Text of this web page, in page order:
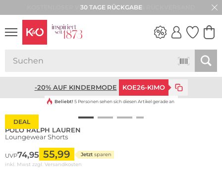
30 TAGE RÜCKGABE
-20% AUF KINDERMODE KOE26-KIMO
DEAL
Beliebt! 5 Personen sehen sich diesen Artikel gerade an
POLO RALPH LAUREN
Loungewear Shorts
UVP74,95 55,99 Jetzt sparen
inkl. Mwst zzgl. Versandkosten